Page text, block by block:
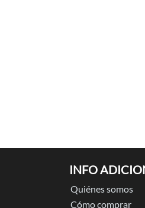
INFO
Quiénes somos
Cómo comprar